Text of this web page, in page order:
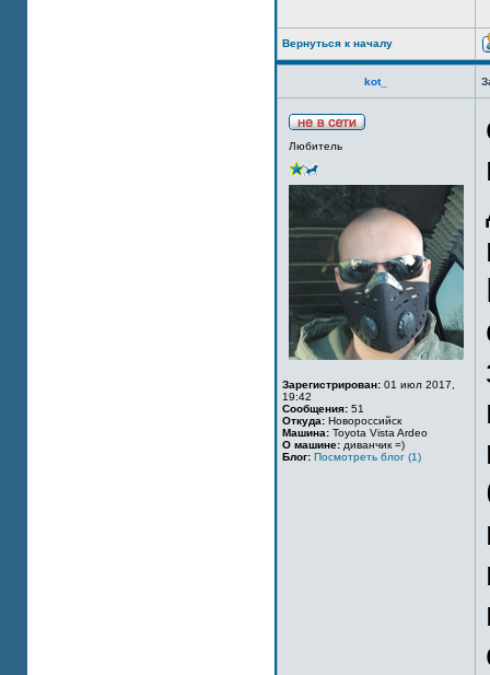
Вернуться к началу
kot_
Любитель
Зарегистрирован: 01 июл 2017,
19:42
Сообщения: 51
Откуда: Новороссийск
Машина: Toyota Vista Ardeo
О машине: диванчик =)
Блог: Посмотреть блог (1)